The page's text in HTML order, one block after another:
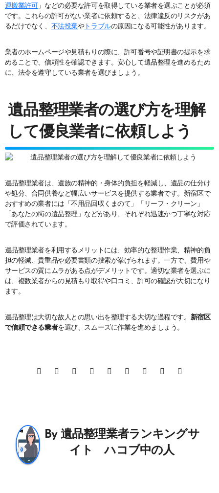
運搬業許可
」などの必要な許可を取得している業者を選ぶことが必須
です。これらの許可がない業者に依頼すると、法律違反のリスクがあ
るだけでなく、 不法投棄やトラブルの原因になる可能性があります。
業者のホームページや見積もりの際に、許可番号や証明書の提示を求
めることで、信頼性を確認できます。安心して遺品整理を進めるため
に、法令を遵守している業者を選びましょう。
遺品整理業者の選び方を理解
して優良業者に依頼しよう
遺品整理業者は、遺族の精神的・身体的負担を軽減し、遺品の仕分け
や処分、合同供養など幅広いサービスを提供する業者です。新宿区で
おすすめの業者には「不用品回収くまのて」「リーフ・クリーン」
「あなたの街の遺品整理」などがあり、それぞれ迅速かつ丁寧な対応
で評価されています。
遺品整理業者を利用するメリットには、効率的な整理作業、精神的負
担の軽減、貴重品や必要書類の捜索が挙げられます。一方で、費用や
サービスの質にムラがある点がデメリットです。適切な業者を選ぶに
は、複数業者からの見積もり取得や口コミ、許可の確認が大切になり
ます。
遺品整理は大切な故人との思い出を整理する大切な過程です。 新宿区
で信頼できる業者を選び、スムーズに作業を進めましょう。
By遺品整理業者ランキングサ
イト ハコブ中の人